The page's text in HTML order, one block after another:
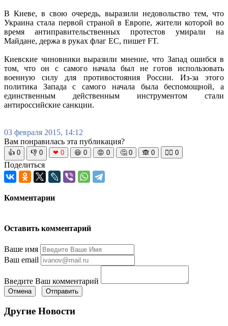
В Киеве, в свою очередь, выразили недовольство тем, что
Украина стала первой страной в Европе, жители которой во
время антиправительственных протестов умирали на
Майдане, держа в руках флаг ЕС, пишет FT.
Киевские чиновники выразили мнение, что Запад ошибся в
том, что он с самого начала был не готов использовать
военную силу для противостояния России. Из-за этого
политика Запада с самого начала была беспомощной, а
единственным действенным инструментом стали
антироссийские санкции.
03 февраля 2015, 14:12
Вам понравилась эта публикация?
👍 0 👎 0 ❤ 0 😆 0 😡 0 🤔 0 🙈 0 🧘‍♀️ 0
Поделиться
Комментарии
Оставить комментарий
Ваше имя
Ваш email
Введите Ваш комментарий
Отмена Отправить
Другие Новости